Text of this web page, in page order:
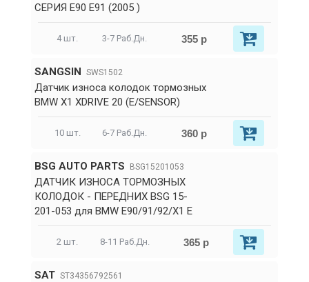
СЕРИЯ E90 E91 (2005 )
4 шт. 3-7 Раб.Дн. 355 р
SANGSIN SWS1502
Датчик износа колодок тормозных
BMW X1 XDRIVE 20 (E/SENSOR)
10 шт. 6-7 Раб.Дн. 360 р
BSG AUTO PARTS BSG15201053
ДАТЧИК ИЗНОСА ТОРМОЗНЫХ
КОЛОДОК - ПЕРЕДНИХ BSG 15-
201-053 для BMW E90/91/92/X1 E
2 шт. 8-11 Раб.Дн. 365 р
SAT ST34356792561